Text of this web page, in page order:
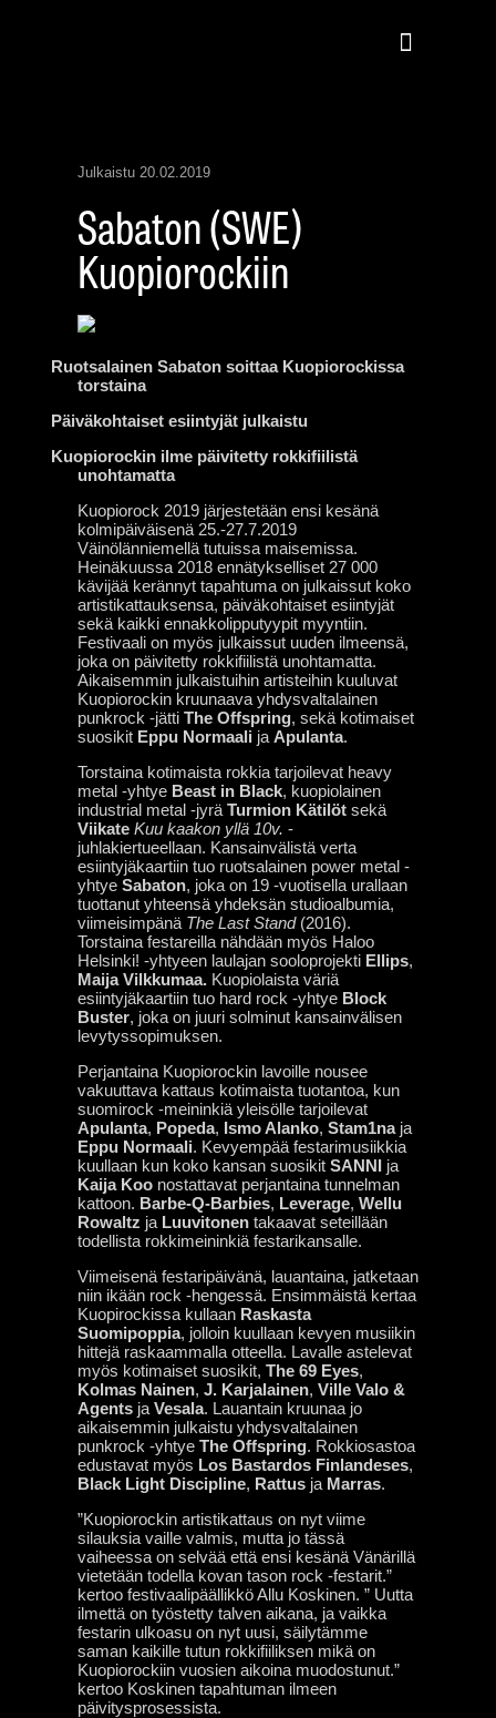
Julkaistu 20.02.2019
Sabaton (SWE)
Kuopiorockiin
Ruotsalainen Sabaton soittaa Kuopiorockissa
torstaina
Päiväkohtaiset esiintyjät julkaistu
Kuopiorockin ilme päivitetty rokkifiilistä
unohtamatta
Kuopiorock 2019 järjestetään ensi kesänä
kolmipäiväisenä 25.-27.7.2019
Väinölänniemellä tutuissa maisemissa.
Heinäkuussa 2018 ennätykselliset 27 000
kävijää kerännyt tapahtuma on julkaissut koko
artistikattauksensa, päiväkohtaiset esiintyjät
sekä kaikki ennakkolipputyypit myyntiin.
Festivaali on myös julkaissut uuden ilmeensä,
joka on päivitetty rokkifiilistä unohtamatta.
Aikaisemmin julkaistuihin artisteihin kuuluvat
Kuopiorockin kruunaava yhdysvaltalainen
punkrock -jätti The Offspring, sekä kotimaiset
suosikit Eppu Normaali ja Apulanta.
Torstaina kotimaista rokkia tarjoilevat heavy
metal -yhtye Beast in Black, kuopiolainen
industrial metal -jyrä Turmion Kätilöt sekä
Viikate Kuu kaakon yllä 10v. -
juhlakiertueellaan. Kansainvälistä verta
esiintyjäkaartiin tuo ruotsalainen power metal -
yhtye Sabaton, joka on 19 -vuotisella urallaan
tuottanut yhteensä yhdeksän studioalbumia,
viimeisimpänä The Last Stand(2016).
Torstaina festareilla nähdään myös Haloo
Helsinki! -yhtyeen laulajan sooloprojekti Ellips,
Maija Vilkkumaa. Kuopiolaista väriä
esiintyjäkaartiin tuo hard rock -yhtye Block
Buster, joka on juuri solminut kansainvälisen
levytyssopimuksen.
Perjantaina Kuopiorockin lavoille nousee
vakuuttava kattaus kotimaista tuotantoa, kun
suomirock -meininkiä yleisölle tarjoilevat
Apulanta, Popeda, Ismo Alanko, Stam1naja
Eppu Normaali. Kevyempää festarimusiikkia
kuullaan kun koko kansan suosikit SANNI ja
Kaija Koo nostattavat perjantaina tunnelman
kattoon. Barbe-Q-Barbies, Leverage, Wellu
Rowaltz ja Luuvitonen takaavat seteillään
todellista rokkimeininkiä festarikansalle.
Viimeisenä festaripäivänä, lauantaina, jatketaan
niin ikään rock -hengessä. Ensimmäistä kertaa
Kuopirockissa kullaan Raskasta
Suomipoppia, jolloin kuullaan kevyen musiikin
hittejä raskaammalla otteella. Lavalle astelevat
myös kotimaiset suosikit, The 69 Eyes,
Kolmas Nainen, J. Karjalainen, Ville Valo &
Agents ja Vesala. Lauantain kruunaa jo
aikaisemmin julkaistu yhdysvaltalainen
punkrock -yhtye The Offspring. Rokkiosastoa
edustavat myös Los Bastardos Finlandeses,
Black Light Discipline, Rattus ja Marras.
”Kuopiorockin artistikattaus on nyt viime
silauksia vaille valmis, mutta jo tässä
vaiheessa on selvää että ensi kesänä Vänärillä
vietetään todella kovan tason rock -festarit.”
kertoo festivaalipäällikkö Allu Koskinen. ” Uutta
ilmettä on työstetty talven aikana, ja vaikka
festarin ulkoasu on nyt uusi, säilytämme
saman kaikille tutun rokkifiiliksen mikä on
Kuopiorockiin vuosien aikoina muodostunut.”
kertoo Koskinen tapahtuman ilmeen
päivitysprosessista.